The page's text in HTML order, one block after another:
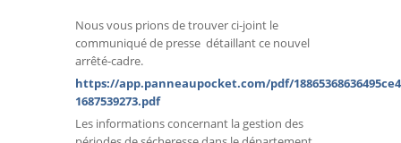
Nous vous prions de trouver ci-joint le
communiqué de presse détaillant ce nouvel
arrêté-cadre.
https://app.panneaupocket.com/pdf/
1687539273.pdf
Les informations concernant la gestion des